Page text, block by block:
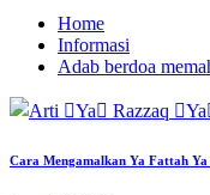
Home
Informasi
Adab berdoa
Cara Mengamalkan Ya Fattah